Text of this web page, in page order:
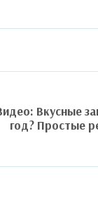
Вкусные
год? Простые